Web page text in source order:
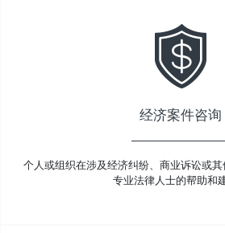
经济案件咨询
个人或组织在涉及经济纠纷、商业诉讼或
专业法律人士的帮助和建